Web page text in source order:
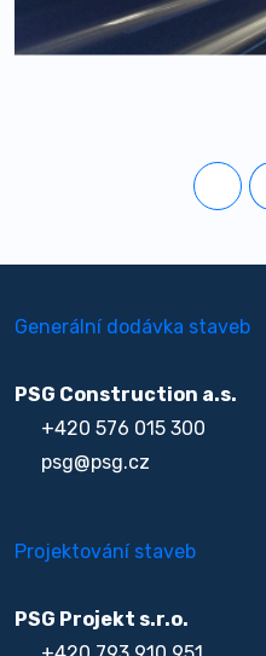
Generální dodávka staveb
PSG Construction a.s.
+420 576 015 300
psg@psg.cz
Projektování staveb
PSG Projekt s.r.o.